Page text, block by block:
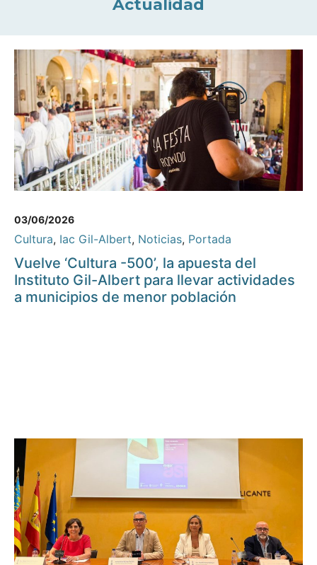
Actualidad
03/06/2026
Cultura, Iac Gil-Albert, Noticias, Portada
Vuelve ‘Cultura -500’, la apuesta del
Instituto Gil-Albert para llevar actividades
a municipios de menor población